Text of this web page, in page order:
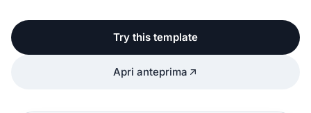
Try this template
Apri anteprima